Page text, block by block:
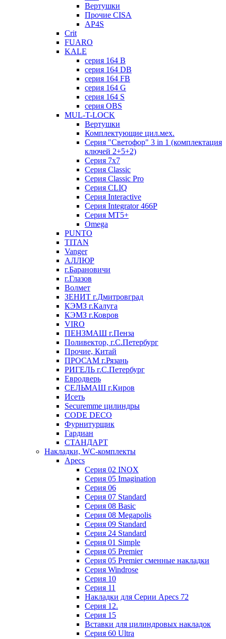
Вертушки
Прочие CISA
AP4S
Crit
FUARO
KALE
серия 164 B
серия 164 DB
серия 164 FB
серия 164 G
серия 164 S
серия OBS
MUL-T-LOCK
Вертушки
Комплектующие цил.мех.
Серия "Светофор" 3 in 1 (комплектация
ключей 2+5+2)
Серия 7х7
Серия Classic
Серия Classic Pro
Серия CLIQ
Серия Interactive
Серия Integrator 466P
Серия MT5+
Omega
PUNTO
TITAN
Vanger
АЛЛЮР
г.Барановичи
г.Глазов
Волмет
ЗЕНИТ г.Дмитровград
КЭМЗ г.Калуга
КЭМЗ г.Ковров
VIRO
ПЕНЗМАШ г.Пенза
Поливектор, г.С.Петербург
Прочие, Китай
ПРОСАМ г.Рязань
РИГЕЛЬ г.С.Петербург
Евродверь
СЕЛЬМАШ г.Киров
Исеть
Securemme цилиндры
CODE DECO
Фурнитурщик
Гардиан
СТАНДАРТ
Накладки, WC-комплекты
Apecs
Cерия 02 INOX
Cерия 05 Imagination
Cерия 06
Cерия 07 Standard
Cерия 08 Basic
Cерия 08 Megapolis
Cерия 09 Standard
Cерия 24 Standard
Серия 01 Simple
Серия 05 Premier
Серия 05 Premier сменные накладки
Cерия Windrose
Серия 10
Серия 11
Накладки для Серии Apecs 72
Серия 12.
Серия 15
Вставки для цилиндровых накладок
Серия 60 Ultra